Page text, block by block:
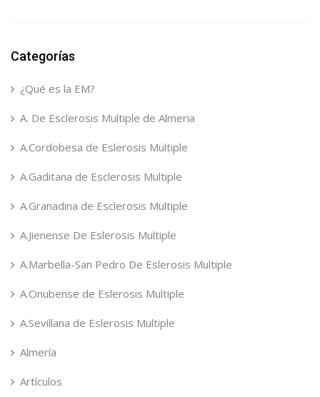
Categorías
¿Qué es la EM?
A. De Esclerosis Multiple de Almeria
A.Cordobesa de Eslerosis Multiple
A.Gaditana de Esclerosis Multiple
A.Granadina de Esclerosis Multiple
A.Jienense De Eslerosis Multiple
A.Marbella-San Pedro De Eslerosis Multiple
A.Onubense de Eslerosis Multiple
A.Sevillana de Eslerosis Multiple
Almería
Artículos